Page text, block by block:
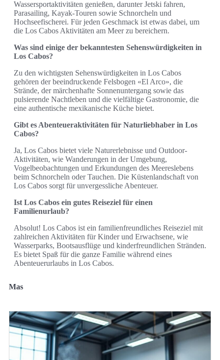
Wassersportaktivitäten genießen, darunter Jetski fahren,
Parasailing, Kayak-Touren sowie Schnorcheln und
Hochseefischerei. Für jeden Geschmack ist etwas dabei, um
die Los Cabos Aktivitäten am Meer zu bereichern.
Was sind einige der bekanntesten Sehenswürdigkeiten in
Los Cabos?
Zu den wichtigsten Sehenswürdigkeiten in Los Cabos
gehören der beeindruckende Felsbogen «El Arco», die
Strände, der märchenhafte Sonnenuntergang sowie das
pulsierende Nachtleben und die vielfältige Gastronomie, die
eine authentische mexikanische Küche bietet.
Gibt es Abenteueraktivitäten für Naturliebhaber in Los
Cabos?
Ja, Los Cabos bietet viele Naturerlebnisse und Outdoor-
Aktivitäten, wie Wanderungen in der Umgebung,
Vogelbeobachtungen und Erkundungen des Meereslebens
beim Schnorcheln oder Tauchen. Die Küstenlandschaft von
Los Cabos sorgt für unvergessliche Abenteuer.
Ist Los Cabos ein gutes Reiseziel für einen
Familienurlaub?
Absolut! Los Cabos ist ein familienfreundliches Reiseziel mit
zahlreichen Aktivitäten für Kinder und Erwachsene, wie
Wasserparks, Bootsausflüge und kinderfreundlichen Stränden.
Es bietet Spaß für die ganze Familie während eines
Abenteuerurlaubs in Los Cabos.
Mas